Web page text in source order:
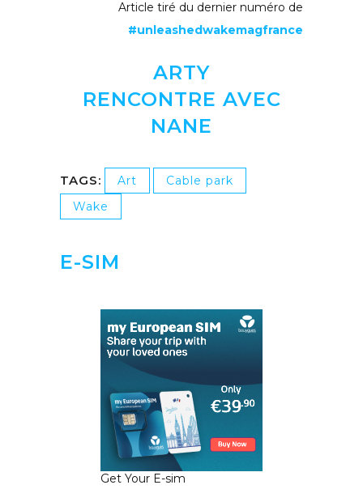
Article tiré du dernier numéro de
#unleashedwakemagfrance
ARTY
RENCONTRE AVEC
NANE
TAGS: Art
Cable park
Wake
E-SIM
Get Your E-sim